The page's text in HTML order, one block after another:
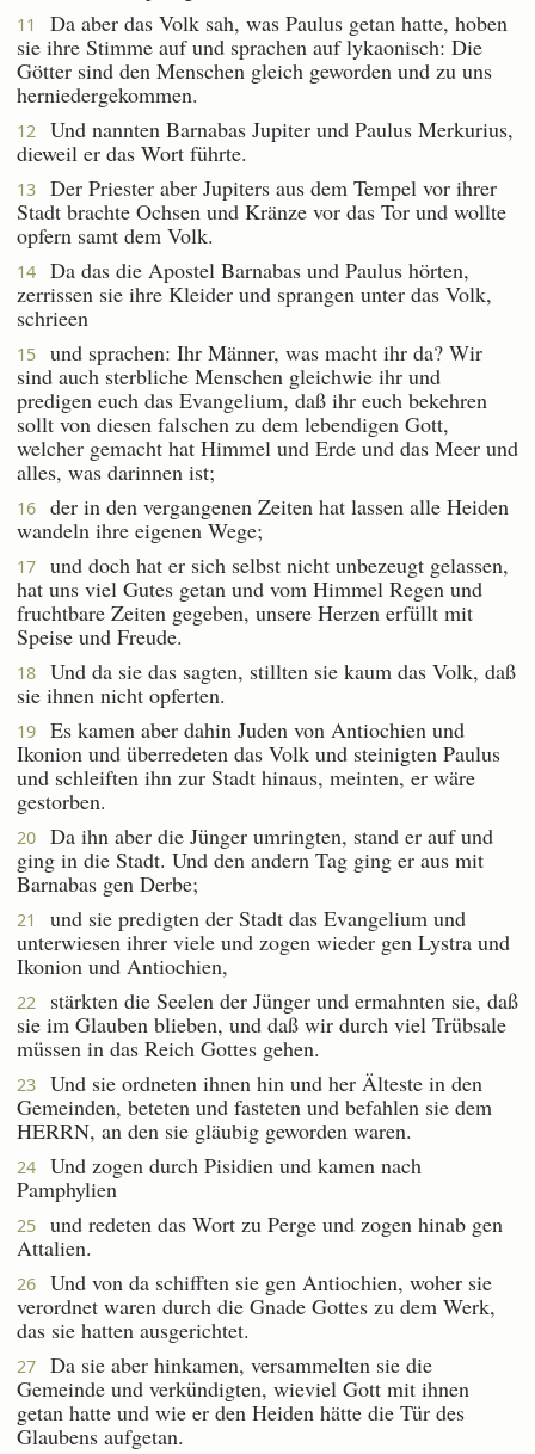
11
Da aber das Volk sah, was Paulus getan hatte, hoben
sie ihre Stimme auf und sprachen auf lykaonisch: Die
Götter sind den Menschen gleich geworden und zu uns
herniedergekommen.
12
Und nannten Barnabas Jupiter und Paulus Merkurius,
dieweil er das Wort führte.
13
Der Priester aber Jupiters aus dem Tempel vor ihrer
Stadt brachte Ochsen und Kränze vor das Tor und wollte
opfern samt dem Volk.
14
Da das die Apostel Barnabas und Paulus hörten,
zerrissen sie ihre Kleider und sprangen unter das Volk,
schrieen
15
und sprachen: Ihr Männer, was macht ihr da? Wir
sind auch sterbliche Menschen gleichwie ihr und
predigen euch das Evangelium, daß ihr euch bekehren
sollt von diesen falschen zu dem lebendigen Gott,
welcher gemacht hat Himmel und Erde und das Meer und
alles, was darinnen ist;
16
der in den vergangenen Zeiten hat lassen alle Heiden
wandeln ihre eigenen Wege;
17
und doch hat er sich selbst nicht unbezeugt gelassen,
hat uns viel Gutes getan und vom Himmel Regen und
fruchtbare Zeiten gegeben, unsere Herzen erfüllt mit
Speise und Freude.
18
Und da sie das sagten, stillten sie kaum das Volk, daß
sie ihnen nicht opferten.
19
Es kamen aber dahin Juden von Antiochien und
Ikonion und überredeten das Volk und steinigten Paulus
und schleiften ihn zur Stadt hinaus, meinten, er wäre
gestorben.
20
Da ihn aber die Jünger umringten, stand er auf und
ging in die Stadt. Und den andern Tag ging er aus mit
Barnabas gen Derbe;
21
und sie predigten der Stadt das Evangelium und
unterwiesen ihrer viele und zogen wieder gen Lystra und
Ikonion und Antiochien,
22
stärkten die Seelen der Jünger und ermahnten sie, daß
sie im Glauben blieben, und daß wir durch viel Trübsale
müssen in das Reich Gottes gehen.
23
Und sie ordneten ihnen hin und her Älteste in den
Gemeinden, beteten und fasteten und befahlen sie dem
HERRN, an den sie gläubig geworden waren.
24
Und zogen durch Pisidien und kamen nach
Pamphylien
25
und redeten das Wort zu Perge und zogen hinab gen
Attalien.
26
Und von da schifften sie gen Antiochien, woher sie
verordnet waren durch die Gnade Gottes zu dem Werk,
das sie hatten ausgerichtet.
27
Da sie aber hinkamen, versammelten sie die
Gemeinde und verkündigten, wieviel Gott mit ihnen
getan hatte und wie er den Heiden hätte die Tür des
Glaubens aufgetan.